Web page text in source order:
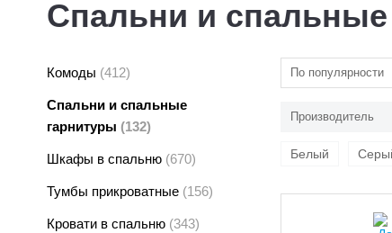
Спальни и
Комоды (412)
Спальни и спальные
гарнитуры (132)
Шкафы в спальню (670)
Тумбы прикроватные (156)
Кровати в спальню (343)
По популярности
Производитель
Белый